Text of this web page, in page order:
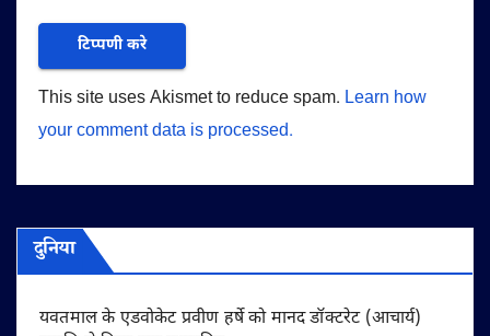
This site uses Akismet to reduce spam. Learn how
your comment data is processed.
दुनिया
यवतमाल के एडवोकेट प्रवीण हर्षे को मानद डॉक्टरेट (आचार्य)